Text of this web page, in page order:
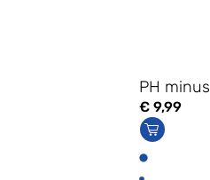
PH minus
€ 9,99